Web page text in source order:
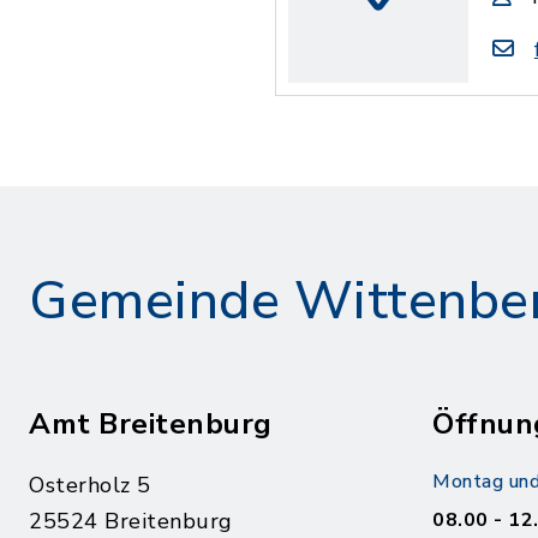
Gemeinde
Amt Breitenburg
Osterholz 5
25524 Breitenburg
Montag
08.00 -